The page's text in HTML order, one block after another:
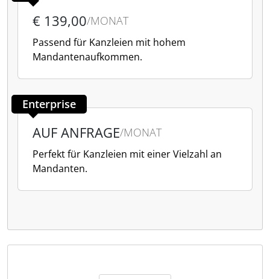
€ 139,00/MONAT
Passend für Kanzleien mit hohem
Mandantenaufkommen.
Enterprise
AUF ANFRAGE/MONAT
Perfekt für Kanzleien mit einer Vielzahl an
Mandanten.